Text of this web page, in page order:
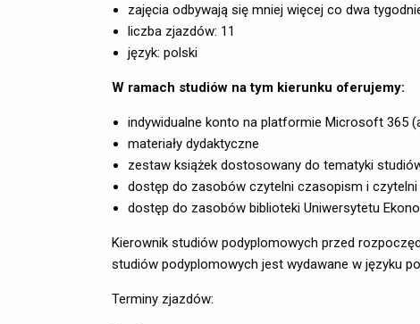
zajęcia odbywają się mniej więcej co dwa
liczba zjazdów: 11
język: polski
W ramach studiów na tym kierunku oferujemy:
indywidualne konto na platformie Microsoft 365
materiały dydaktyczne
zestaw książek dostosowany do tematyki
dostęp do zasobów czytelni czasopism i czytelni
dostęp do zasobów biblioteki Uniwersytetu
Kierownik studiów podyplomowych przed
studiów podyplomowych jest wydawane w języku
Terminy zjazdów: